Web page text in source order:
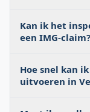
zelfstandige
€300.
Kan ik het
een IMG-claim?
schadetypering.
IMG (Instituut
Hoe snel kan
uitvoeren in